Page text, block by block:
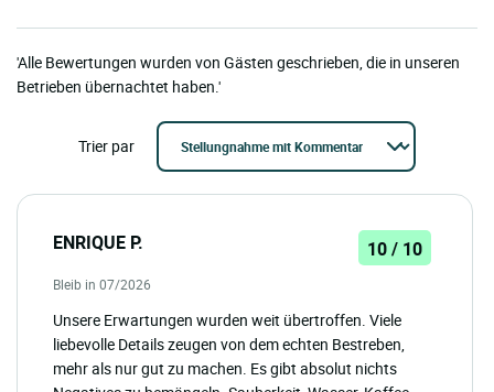
'Alle Bewertungen wurden von Gästen geschrieben, die in unseren
Betrieben übernachtet haben.'
Trier par
ENRIQUE P. 10 / 10
Bleib in 07/2026
Unsere Erwartungen wurden weit übertroffen. Viele
liebevolle Details zeugen von dem echten Bestreben,
mehr als nur gut zu machen. Es gibt absolut nichts